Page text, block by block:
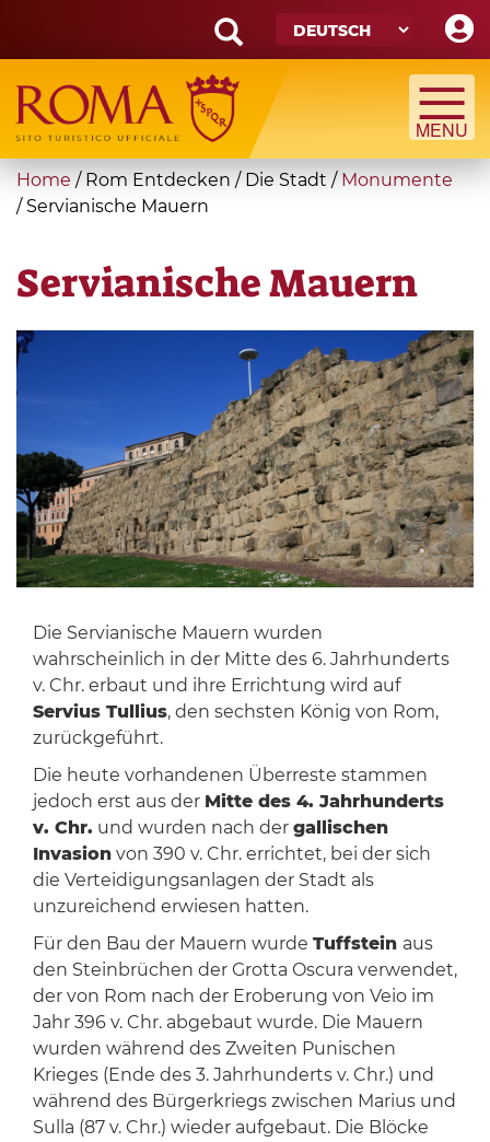
main
content
Search
form
Suche
You
are
Home / Rom Entdecken / Die Stadt / Monumente
/ Servianische Mauern
Servianische Mauern
Die Servianische Mauern wurden
wahrscheinlich in der Mitte des 6. Jahrhunderts
v. Chr. erbaut und ihre Errichtung wird auf
Servius Tullius, den sechsten König von Rom,
zurückgeführt.
Die heute vorhandenen Überreste stammen
jedoch erst aus der Mitte des 4. Jahrhunderts
v. Chr. und wurden nach der gallischen
Invasionvon 390 v. Chr. errichtet, bei der sich
die Verteidigungsanlagen der Stadt als
unzureichend erwiesen hatten.
Für den Bau der Mauern wurde Tuffstein aus
den Steinbrüchen der Grotta Oscura verwendet,
der von Rom nach der Eroberung von Veio im
Jahr 396 v. Chr. abgebaut wurde. Die Mauern
wurden während des Zweiten Punischen
Krieges (Ende des 3. Jahrhunderts v. Chr.) und
während des Bürgerkriegs zwischen Marius und
Sulla (87 v. Chr.) wieder aufgebaut. Die Blöcke